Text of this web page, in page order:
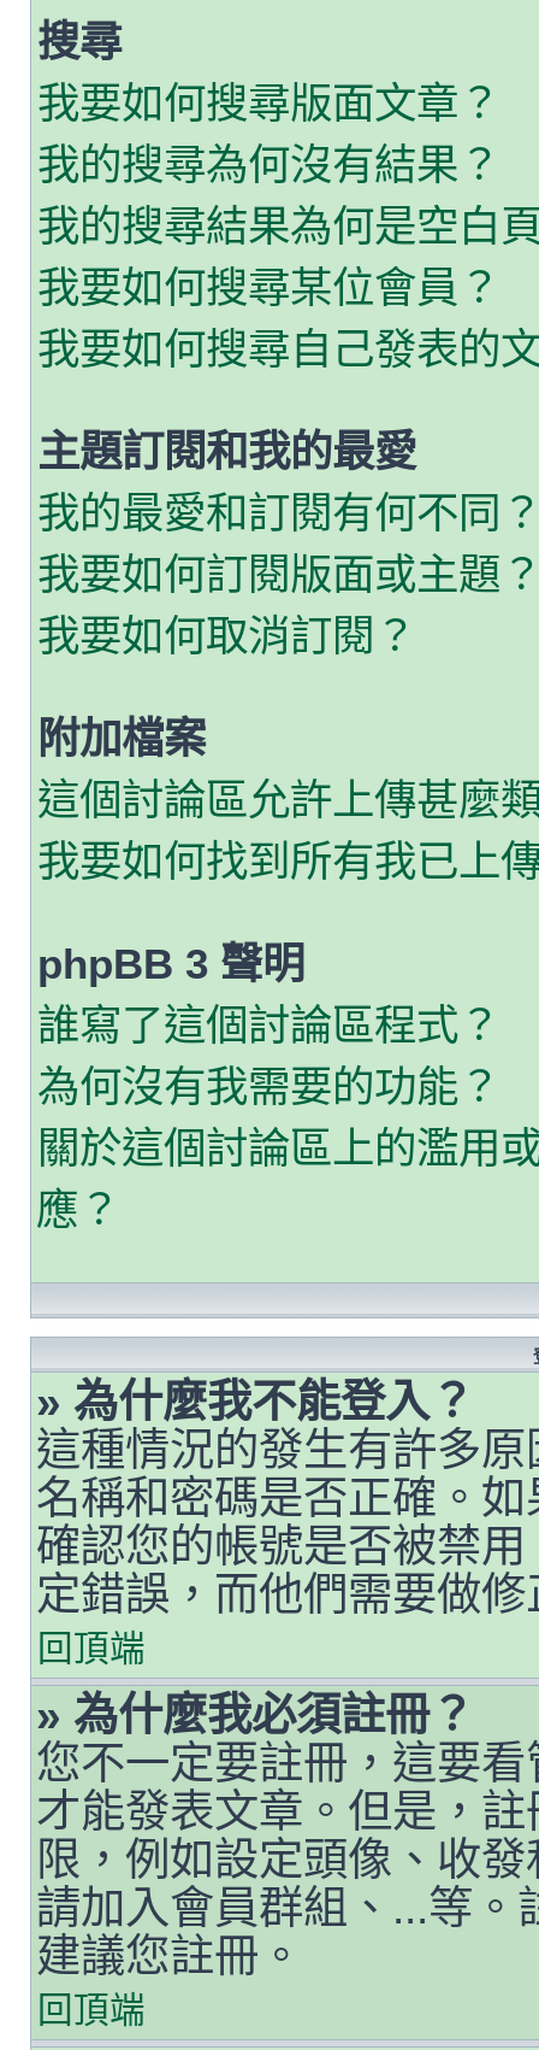
搜尋
我要如何搜尋版面文章？
我的搜尋為何沒有結果？
我的搜尋結果為何是空白
我要如何搜尋某位會員？
我要如何搜尋自己發表的
主題訂閱和我的最愛
我的最愛和訂閱有何不同
我要如何訂閱版面或主題
我要如何取消訂閱？
附加檔案
這個討論區允許上傳甚麼
我要如何找到所有我已上
phpBB 3 聲明
誰寫了這個討論區程式？
為何沒有我需要的功能？
關於這個討論區上的濫用
應？
» 為什麼我不能登入？
這種情況的發生有許多
名稱和密碼是否正確。
確認您的帳號是否被禁
定錯誤，而他們需要做修
回頂端
» 為什麼我必須註冊？
您不一定要註冊，這要
才能發表文章。但是，
限，例如設定頭像、收
請加入會員群組、...等
建議您註冊。
回頂端